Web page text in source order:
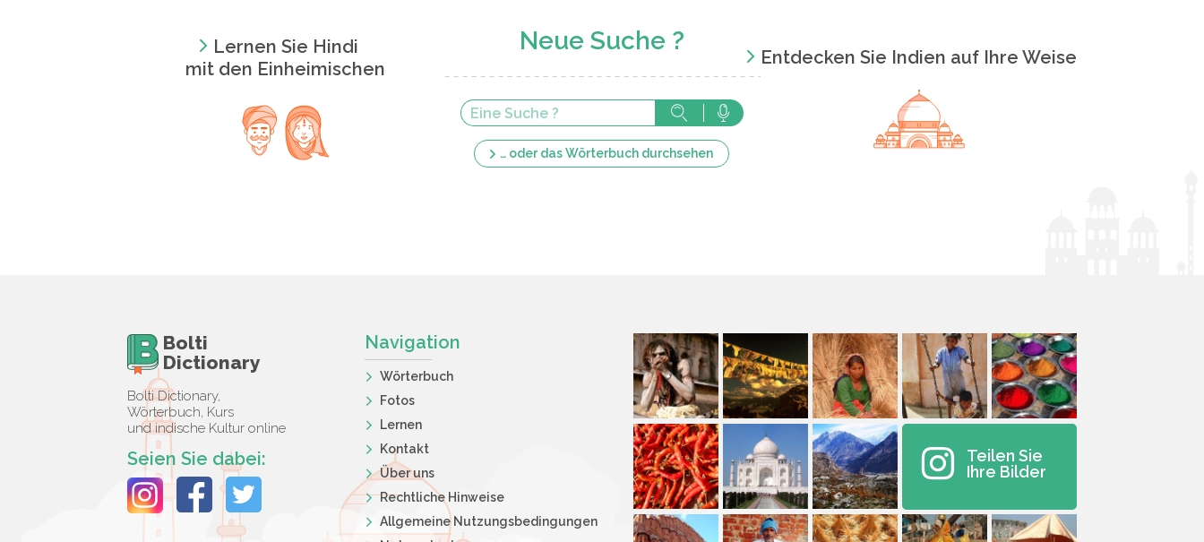
Lernen Sie Hindi
mit den Einheimischen
Neue Suche ?
… oder das Wörterbuch durchsehen
Entdecken Sie Indien auf Ihre Weise
Bolti
Dictionary
Bolti Dictionary,
Wörterbuch, Kurs
und indische Kultur online
Seien Sie dabei:
Navigation
Wörterbuch
Fotos
Lernen
Kontakt
Über uns
Rechtliche Hinweise
Allgemeine Nutzungsbedingungen
Teilen Sie
Ihre Bilder